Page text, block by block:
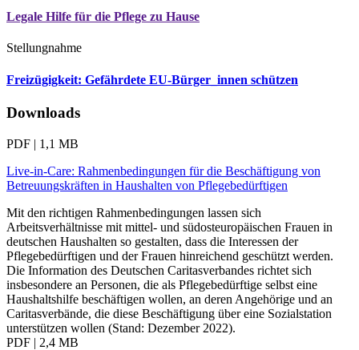
Legale Hilfe für die Pflege zu Hause
Stellungnahme
Freizügigkeit: Gefährdete EU-Bürger_innen schützen
Downloads
PDF | 1,1 MB
Live-in-Care: Rahmenbedingungen für die Beschäftigung von
Betreuungskräften in Haushalten von Pflegebedürftigen
Mit den richtigen Rahmenbedingungen lassen sich
Arbeitsverhältnisse mit mittel- und südosteuropäischen Frauen in
deutschen Haushalten so gestalten, dass die Interessen der
Pflegebedürftigen und der Frauen hinreichend geschützt werden.
Die Information des Deutschen Caritasverbandes richtet sich
insbesondere an Personen, die als Pflegebedürftige selbst eine
Haushaltshilfe beschäftigen wollen, an deren Angehörige und an
Caritasverbände, die diese Beschäftigung über eine Sozialstation
unterstützen wollen (Stand: Dezember 2022).
PDF | 2,4 MB